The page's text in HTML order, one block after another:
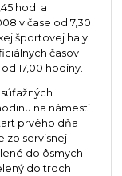
hod. a
v čase od 7,30
športovej haly
časov
17,00 hodiny.
na námestí
prvého dňa
zo servisnej
do ôsmych
do troch